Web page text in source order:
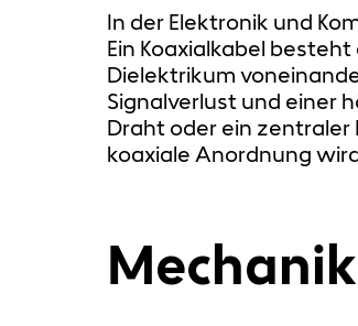
In der Elektronik und
Ein Koaxialkabel
Dielektrikum
Signalverlust und einer
Draht oder ein zentraler
koaxiale Anordnung
Mechanik